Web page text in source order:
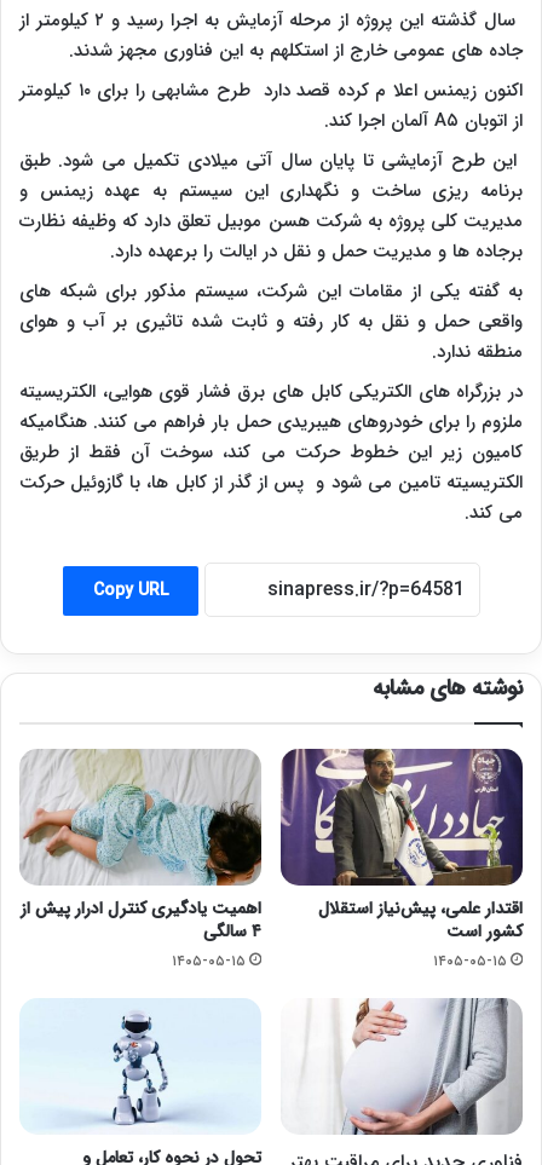
سال گذشته این پروژه از مرحله آزمایش به اجرا رسید و ۲ کیلومتر از
جاده های عمومی خارج از استکلهم به این فناوری مجهز شدند.
اکنون زیمنس اعلا م کرده قصد دارد طرح مشابهی را برای ۱۰ کیلومتر
از اتوبان A۵ آلمان اجرا کند.
این طرح آزمایشی تا پایان سال آتی میلادی تکمیل می شود. طبق
برنامه ریزی ساخت و نگهداری این سیستم به عهده زیمنس و
مدیریت کلی پروژه به شرکت هسن موبیل تعلق دارد که وظیفه نظارت
برجاده ها و مدیریت حمل و نقل در ایالت را برعهده دارد.
به گفته یکی از مقامات این شرکت، سیستم مذکور برای شبکه های
واقعی حمل و نقل به کار رفته و ثابت شده تاثیری بر آب و هوای
منطقه ندارد.
در بزرگراه های الکتریکی کابل های برق فشار قوی هوایی، الکتریسیته
ملزوم را برای خودروهای هیبریدی حمل بار فراهم می کنند. هنگامیکه
کامیون زیر این خطوط حرکت می کند، سوخت آن فقط از طریق
الکتریسیته تامین می شود و پس از گذر از کابل ها، با گازوئیل حرکت
می کند.
Copy URL
نوشته های مشابه
اقتدار علمی، پیش‌نیاز استقلال
کشور است
۱۴۰۵-۰۵-۱۵
اهمیت یادگیری کنترل ادرار پیش از
۴ سالگی
۱۴۰۵-۰۵-۱۵
تحول در نحوه کار، تعامل و